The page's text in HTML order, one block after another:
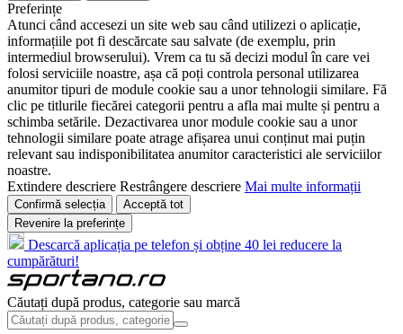
Preferințe
Atunci când accesezi un site web sau când utilizezi o aplicație,
informațiile pot fi descărcate sau salvate (de exemplu, prin
intermediul browserului). Vrem ca tu să decizi modul în care vei
folosi serviciile noastre, așa că poți controla personal utilizarea
anumitor tipuri de module cookie sau a unor tehnologii similare. Fă
clic pe titlurile fiecărei categorii pentru a afla mai multe și pentru a
schimba setările. Dezactivarea unor module cookie sau a unor
tehnologii similare poate atrage afișarea unui conținut mai puțin
relevant sau indisponibilitatea anumitor caracteristici ale serviciilor
noastre.
Extindere descriere Restrângere descriere Mai multe informații
Confirmă selecția
Acceptă tot
Revenire la preferințe
Descarcă aplicația pe telefon și obține 40 lei reducere la
cumpărături!
Căutați după produs, categorie sau marcă